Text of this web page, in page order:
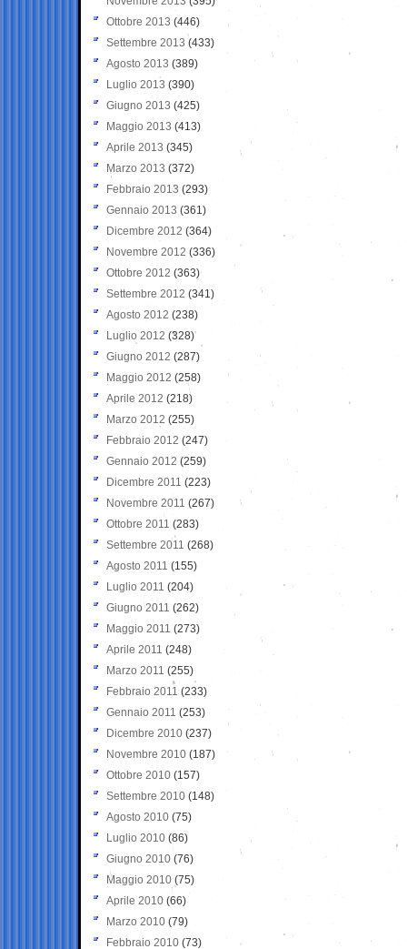
Ottobre 2013 (446)
Settembre 2013 (433)
Agosto 2013 (389)
Luglio 2013 (390)
Giugno 2013 (425)
Maggio 2013 (413)
Aprile 2013 (345)
Marzo 2013 (372)
Febbraio 2013 (293)
Gennaio 2013 (361)
Dicembre 2012 (364)
Novembre 2012 (336)
Ottobre 2012 (363)
Settembre 2012 (341)
Agosto 2012 (238)
Luglio 2012 (328)
Giugno 2012 (287)
Maggio 2012 (258)
Aprile 2012 (218)
Marzo 2012 (255)
Febbraio 2012 (247)
Gennaio 2012 (259)
Dicembre 2011 (223)
Novembre 2011 (267)
Ottobre 2011 (283)
Settembre 2011 (268)
Agosto 2011 (155)
Luglio 2011 (204)
Giugno 2011 (262)
Maggio 2011 (273)
Aprile 2011 (248)
Marzo 2011 (255)
Febbraio 2011 (233)
Gennaio 2011 (253)
Dicembre 2010 (237)
Novembre 2010 (187)
Ottobre 2010 (157)
Settembre 2010 (148)
Agosto 2010 (75)
Luglio 2010 (86)
Giugno 2010 (76)
Maggio 2010 (75)
Aprile 2010 (66)
Marzo 2010 (79)
Febbraio 2010 (73)